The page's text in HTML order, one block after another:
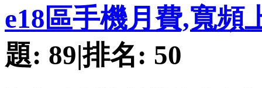
e18區手機月費,寬頻
題: 89|排名: 50